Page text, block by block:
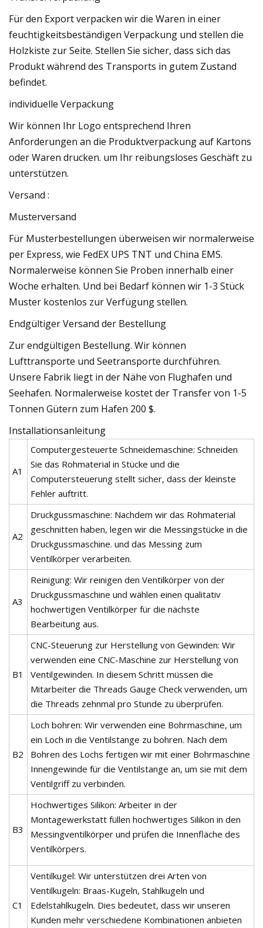
Für den Export verpacken wir die Waren in einer
feuchtigkeitsbeständigen Verpackung und stellen die
Holzkiste zur Seite. Stellen Sie sicher, dass sich das
Produkt während des Transports in gutem Zustand
befindet.
individuelle Verpackung
Wir können Ihr Logo entsprechend Ihren
Anforderungen an die Produktverpackung auf Kartons
oder Waren drucken. um Ihr reibungsloses Geschäft zu
unterstützen.
Versand :
Musterversand
Für Musterbestellungen überweisen wir normalerweise
per Express, wie FedEX UPS TNT und China EMS.
Normalerweise können Sie Proben innerhalb einer
Woche erhalten. Und bei Bedarf können wir 1-3 Stück
Muster kostenlos zur Verfügung stellen.
Endgültiger Versand der Bestellung
Zur endgültigen Bestellung. Wir können
Lufttransporte und Seetransporte durchführen.
Unsere Fabrik liegt in der Nähe von Flughafen und
Seehafen. Normalerweise kostet der Transfer von 1-5
Tonnen Gütern zum Hafen 200 $.
Installationsanleitung
A1
Computergesteuerte Schneidemaschine: Schneiden
Sie das Rohmaterial in Stücke und die
Computersteuerung stellt sicher, dass der kleinste
Fehler auftritt.
A2
Druckgussmaschine: Nachdem wir das Rohmaterial
geschnitten haben, legen wir die Messingstücke in die
Druckgussmaschine. und das Messing zum
Ventilkörper verarbeiten.
A3
Reinigung: Wir reinigen den Ventilkörper von der
Druckgussmaschine und wählen einen qualitativ
hochwertigen Ventilkörper für die nächste
Bearbeitung aus.
B1
CNC-Steuerung zur Herstellung von Gewinden: Wir
verwenden eine CNC-Maschine zur Herstellung von
Ventilgewinden. In diesem Schritt müssen die
Mitarbeiter die Threads Gauge Check verwenden, um
die Threads zehnmal pro Stunde zu überprüfen.
B2
Loch bohren: Wir verwenden eine Bohrmaschine, um
ein Loch in die Ventilstange zu bohren. Nach dem
Bohren des Lochs fertigen wir mit einer Bohrmaschine
Innengewinde für die Ventilstange an, um sie mit dem
Ventilgriff zu verbinden.
B3
Hochwertiges Silikon: Arbeiter in der
Montagewerkstatt füllen hochwertiges Silikon in den
Messingventilkörper und prüfen die Innenfläche des
Ventilkörpers.
C1
Ventilkugel: Wir unterstützen drei Arten von
Ventilkugeln: Braas-Kugeln, Stahlkugeln und
Edelstahlkugeln. Dies bedeutet, dass wir unseren
Kunden mehr verschiedene Kombinationen anbieten